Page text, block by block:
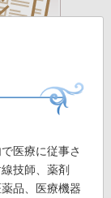
医療に従事さ
技師、薬剤
品、医療機器